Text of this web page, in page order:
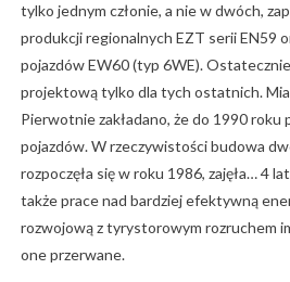
tylko jednym członie, a nie w dwóch,
produkcji regionalnych EZT serii EN59
pojazdów EW60 (typ 6WE).
projektową tylko dla tych ostatnich.
Pierwotnie zakładano, że do 1990
pojazdów. W rzeczywistości budowa
rozpoczęła się w roku 1986, zajęła… 4
także prace nad bardziej efektywną
rozwojową z tyrystorowym rozruchem
one przerwane.